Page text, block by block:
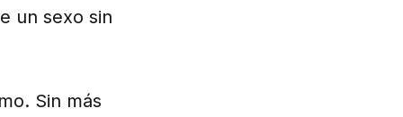
un sexo sin
Sin más